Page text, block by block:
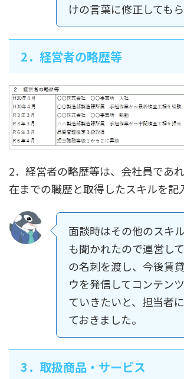
けの言葉に修正しても
2．経営者の略歴等
2．経営者の略歴等は、会社員であ
在までの職歴と取得したスキルを記
面談時はその他のスキ
も聞かれたので運営し
の名刺を渡し、今後賃
ウを発信してコンテン
ていきたいと、担当者
ておきました。
3．取扱商品・サービス